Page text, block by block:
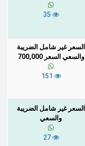
السعر غير شامل الضريبة
والسعي السعر 700,000
السعر غير شامل الضريبة
والسعي
27